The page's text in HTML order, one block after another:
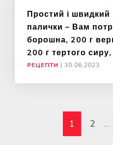
Простий і швидкий
палички – Вам
борошна, 200 г
200 г тертого
РЕЦЕПТИ | 30.06.2023
1 2 …